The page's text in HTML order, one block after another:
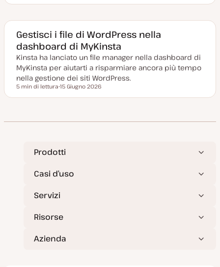
a
g
g
i
o
r
a
t
a
Gestisci i file di WordPress nella
dashboard di MyKinsta
Kinsta ha lanciato un file manager nella dashboard di
MyKinsta per aiutarti a risparmiare ancora più tempo
nella gestione dei siti WordPress.
Tempo di lettura
5 min di lettura
a
g
r
n
t
a
15 Giugno 2026
Prodotti
Casi d’uso
Servizi
Risorse
Azienda